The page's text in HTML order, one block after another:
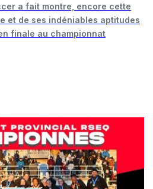
a fait montre, encore cette
et de ses indéniables aptitudes
finale au championnat